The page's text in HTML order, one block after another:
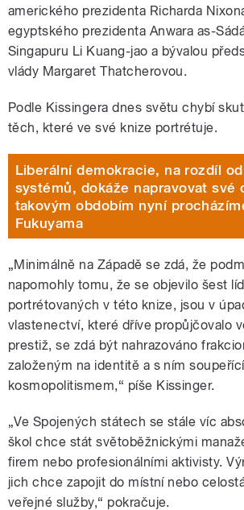
amerického prezidenta Richarda
egyptského prezidenta Anwara as-
Singapuru Li Kuang-jao a bývalou
vlády Margaret Thatcherovou.
Podle Kissingera dnes světu chybí
těch, které ve své knize portrétuje.
Liberální demokracie, na rozdíl
systémů, dokáže napravovat své
takovým obdobím nyní
Fukuyama
„Minimálně na Západě se zdá, že
napomohly tomu, že se objevilo šest
portrétovaných v této knize, jsou v
vlastenectví, které dříve propůjčovalo
prestiž, se zdá být nahrazováno
založeným na identitě a s ním
kosmopolitismem,“ píše Kissinger.
„Ve Spojených státech se stále víc
škol chce stát světoběžnickými
firem nebo profesionálními aktivisty.
jich chce zapojit do místní nebo
veřejné služby,“ pokračuje.